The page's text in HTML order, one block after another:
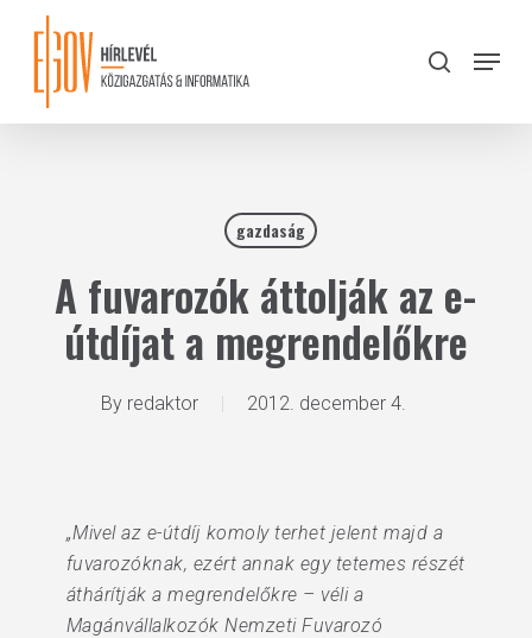
content
search
Menu
gazdaság
A fuvarozók áttolják az e-
útdíjat a megrendelőkre
By redaktor 2012. december 4.
„Mivel az e-útdíj komoly terhet jelent majd a
fuvarozóknak, ezért annak egy tetemes részét
áthárítják a megrendelőkre – véli a
Magánvállalkozók Nemzeti Fuvarozó
Close